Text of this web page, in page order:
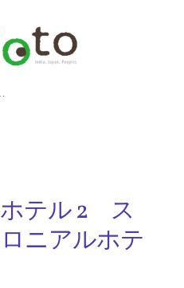
テル 2 ス
ニアルホテ